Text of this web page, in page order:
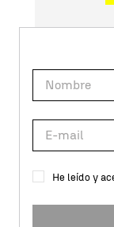
He leído y